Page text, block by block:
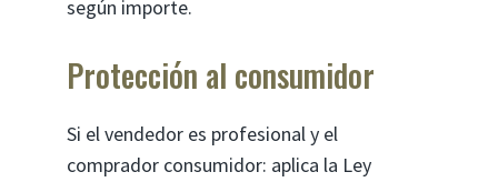
según importe.
Protección al consumidor
Si el vendedor es profesional y el
comprador consumidor: aplica la Ley